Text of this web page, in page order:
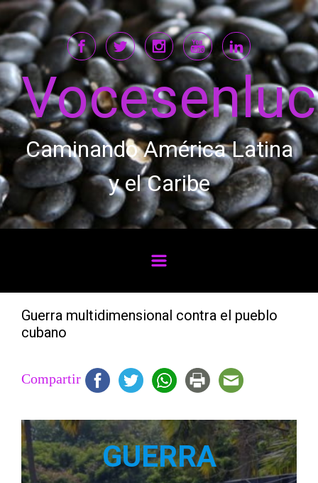
Saltar al contenido principal
Caminando América Latina
y el Caribe
Guerra multidimensional contra el pueblo
cubano
Compartir
GUERRA